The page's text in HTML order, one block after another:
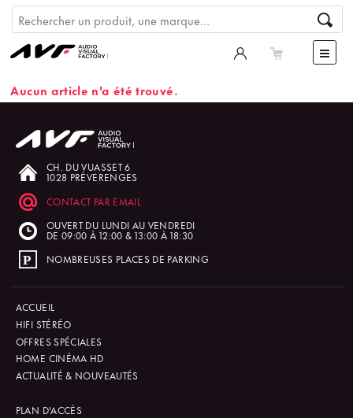
Aucun article n'a été trouvé.
CH. DU VUASSET 6
1028 PRÉVERENGES
CONTACT PAR EMAIL
OUVERT DU LUNDI AU VENDREDI
DE 09:00 À 12:00 & 13:00 À 18:30
NOMBREUSES PLACES DE PARKING
ACCUEIL
HIFI STÉRÉO
OFFRES SPÉCIALES
HOME CINÉMA HD
ACTUALITÉ & NOUVEAUTÉS
PLAN D'ACCÈS